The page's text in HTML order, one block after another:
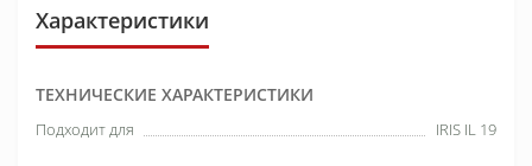
Характеристики
ТЕХНИЧЕСКИЕ ХАРАКТЕРИСТИКИ
Подходит для IRIS IL 19